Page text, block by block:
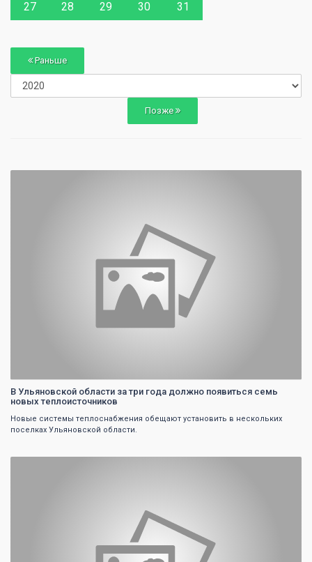
27 28 29 30 31
Раньше
Позже
В Ульяновской области за три года должно появиться семь
новых теплоисточников
Новые системы теплоснабжения обещают установить в нескольких
поселках Ульяновской области.